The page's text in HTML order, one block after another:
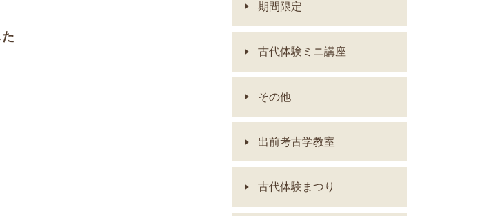
期間限定
古代体験ミニ講座
その他
出前考古学教室
古代体験まつり